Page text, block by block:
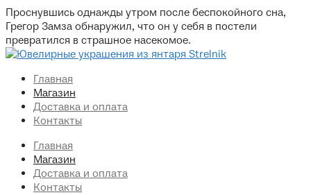
Перейти
к
содержимому
Проснувшись однажды утром после беспокойного сна,
Грегор Замза обнаружил, что он у себя в постели
превратился в страшное насекомое.
Главная
Магазин
Доставка и оплата
Контакты
Главная
Магазин
Доставка и оплата
Контакты